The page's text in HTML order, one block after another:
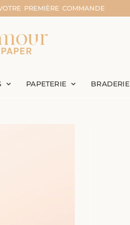
PREMIÈRE COMMANDE
PAPETERIE BRADERIE